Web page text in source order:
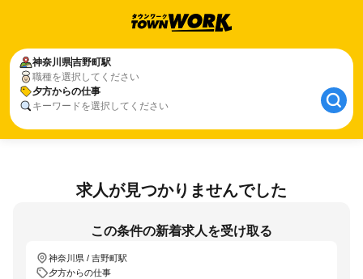
神奈川県吉野町駅
職種を選択してください
夕方からの仕事
キーワードを選択してください
求人が見つかりませんでした
この条件の新着求人を受け取る
神奈川県 / 吉野町駅
夕方からの仕事